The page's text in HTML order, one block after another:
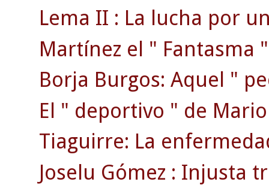
Lema II : La lucha por
Martínez el " Fantasma
Borja Burgos: Aquel "
El " deportivo " de
Tiaguirre: La
Joselu Gómez : Injusta